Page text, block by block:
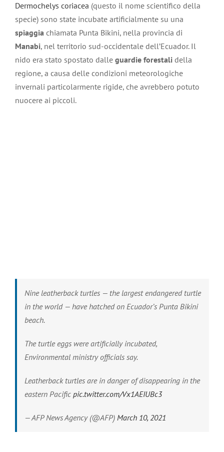
Dermochelys coriacea (questo il nome scientifico della
specie) sono state incubate artificialmente su una
spiaggia chiamata Punta Bikini, nella provincia di
Manabi, nel territorio sud-occidentale dell’Ecuador. Il
nido era stato spostato dalle guardie forestali della
regione, a causa delle condizioni meteorologiche
invernali particolarmente rigide, che avrebbero potuto
nuocere ai piccoli.
Nine leatherback turtles — the largest endangered turtle
in the world — have hatched on Ecuador’s Punta Bikini
beach.
The turtle eggs were artificially incubated,
Environmental ministry officials say.
Leatherback turtles are in danger of disappearing in the
eastern Pacific pic.twitter.com/Vx1AEIUBc3
— AFP News Agency (@AFP) March 10, 2021